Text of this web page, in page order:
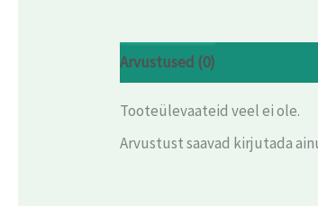
Arvustused (0)
Tooteülevaateid veel ei ole.
Arvustust saavad kirjutada